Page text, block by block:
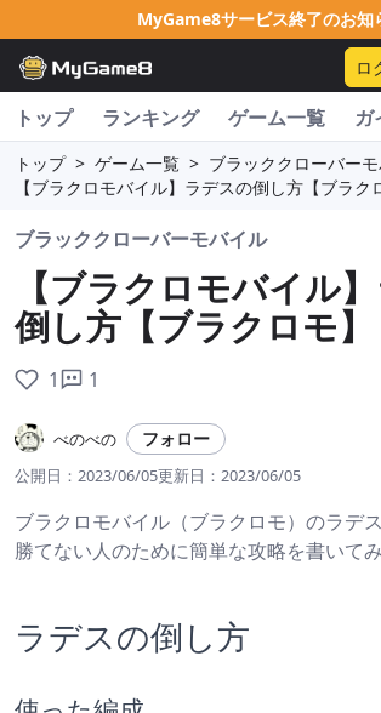
MyGame8サービス終了のお知
ロ
トップ ランキング ゲーム一覧 ガ
トップ > ゲーム一覧 > ブラッククローバー
【ブラクロモバイル】ラデスの倒し方【ブラク
ブラッククローバーモバイル
【ブラクロモバイル
倒し方【ブラクロモ】
1 1
べのべの フォロー
公開日： 2023/06/05更新日： 2023/06/05
ブラクロモバイル（ブラクロモ）のラデ
勝てない人のために簡単な攻略を書いてみ
ラデスの倒し方